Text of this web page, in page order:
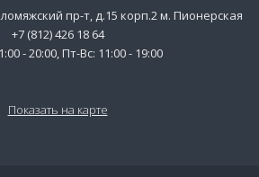
пр-т, д.15 корп.2 м. Пионерская
+7 (812) 426 18 64
- 20:00, Пт-Вс: 11:00 - 19:00
Показать на карте